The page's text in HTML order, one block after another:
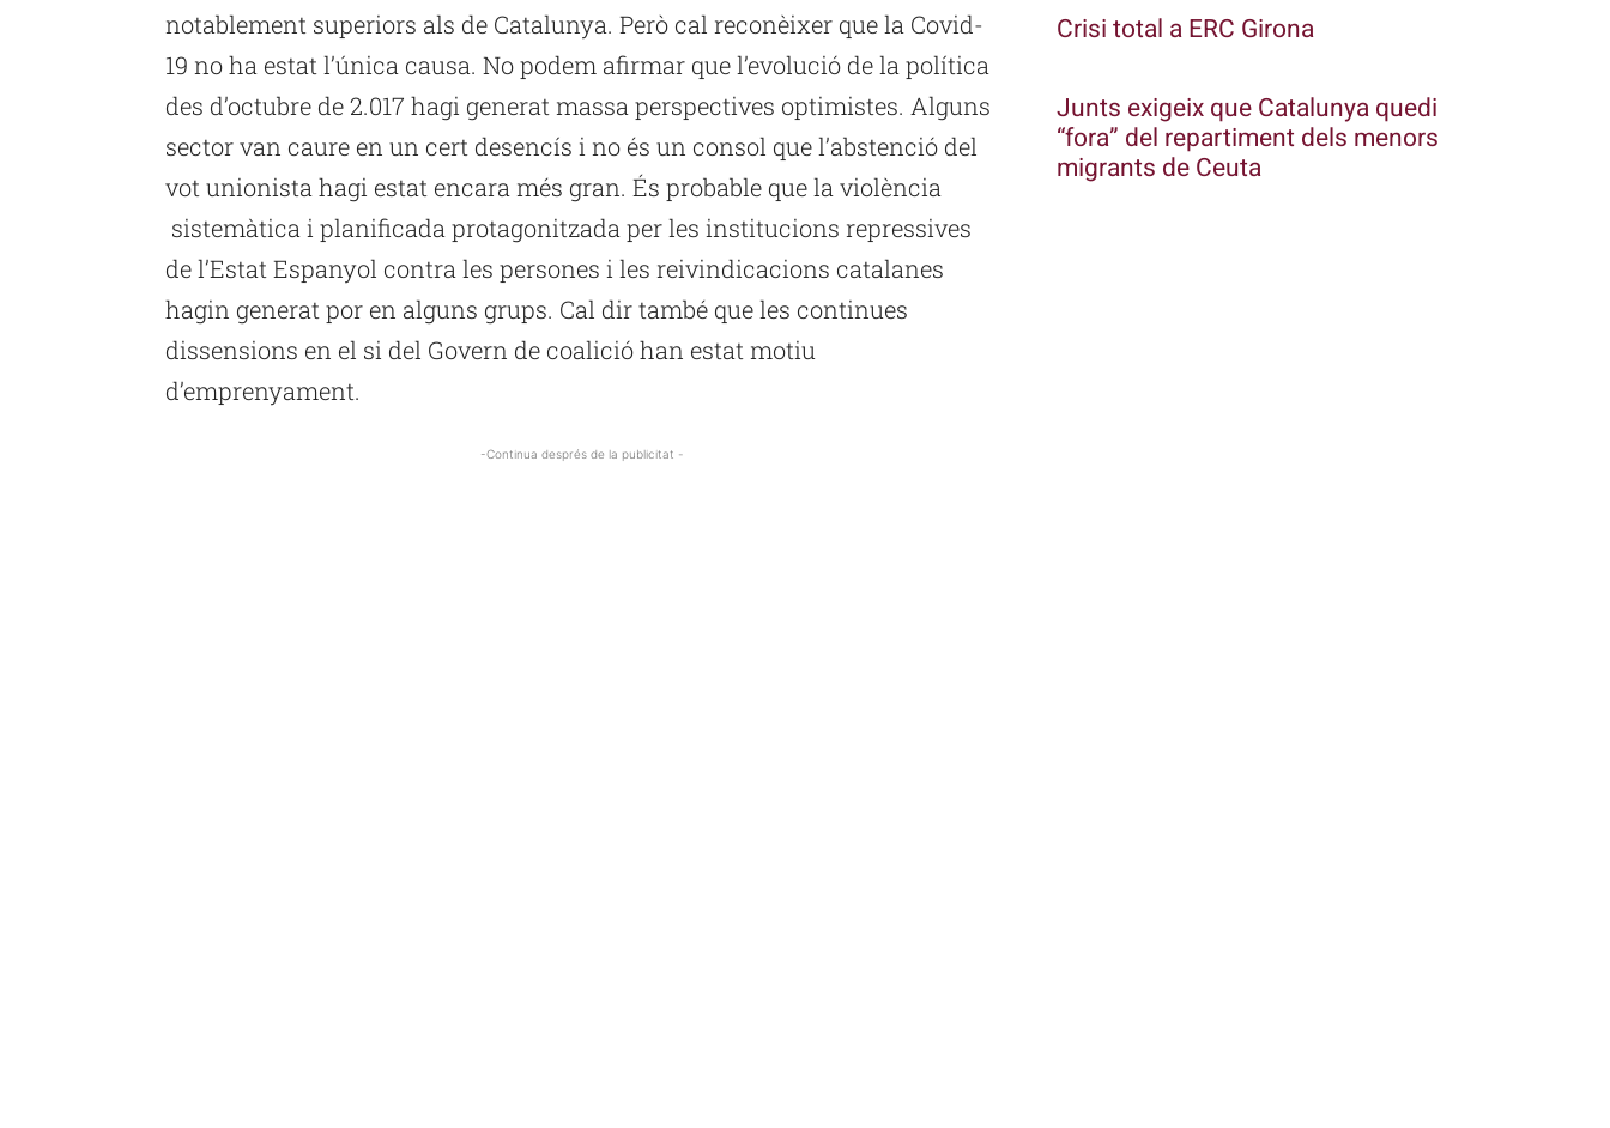
notablement superiors als de Catalunya. Però cal reconèixer que la Covid-
19 no ha estat l’única causa. No podem afirmar que l’evolució de la política
des d’octubre de 2.017 hagi generat massa perspectives optimistes. Alguns
sector van caure en un cert desencís i no és un consol que l’abstenció del
vot unionista hagi estat encara més gran. És probable que la violència
sistemàtica i planificada protagonitzada per les institucions repressives
de l’Estat Espanyol contra les persones i les reivindicacions catalanes
hagin generat por en alguns grups. Cal dir també que les continues
dissensions en el si del Govern de coalició han estat motiu
d’emprenyament.
-Continua després de la publicitat -
Crisi total a ERC Girona
Junts exigeix que Catalunya quedi
“fora” del repartiment dels menors
migrants de Ceuta